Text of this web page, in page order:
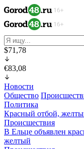
$71,78
€83,08
Новости
Общество
Политика
Красный отбой,
Происшествия
В Ельце объявлен
желтый